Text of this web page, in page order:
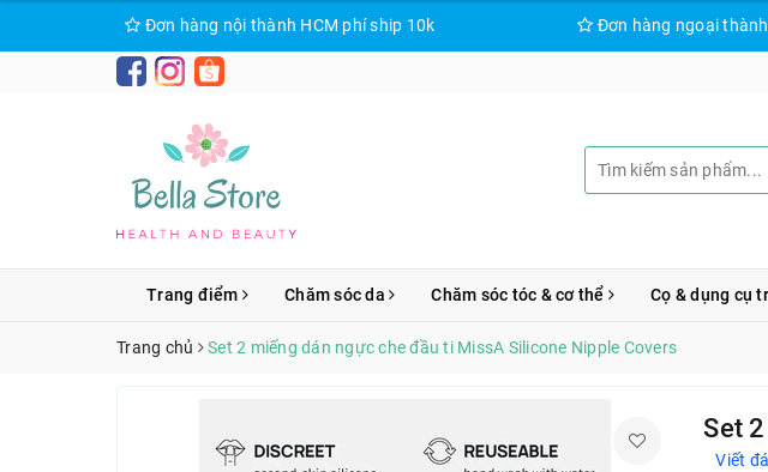
Đơn hàng nội thành HCM phí ship 10k Đơn hàng ngoại
Trang điểm Chăm sóc da Chăm sóc tóc & cơ thể Cọ & dụng cụ
Trang chủ Set 2 miếng dán ngực che đầu ti MissA Silicone Nipple Covers
Set
Viết